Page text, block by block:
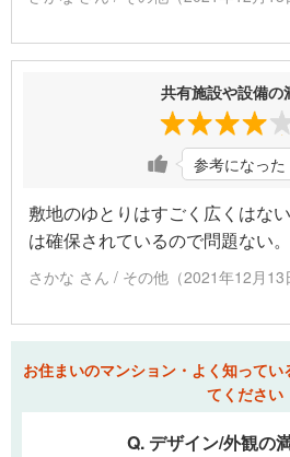
共有施設や設備の
参考になった
敷地のゆとりはすごく広くはな
は確保されているので問題ない。
さかな さん / その他（2021年12月13
お住まいのマンション・よく知ってい
てください
Q. デザイン/外観の